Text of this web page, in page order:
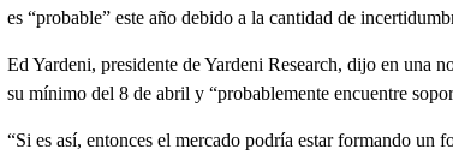
es “probable” este año debido a la cantidad de
Ed Yardeni, presidente de Yardeni Research, dijo en una
su mínimo del 8 de abril y “probablemente encuentre
“Si es así, entonces el mercado podría estar formando un